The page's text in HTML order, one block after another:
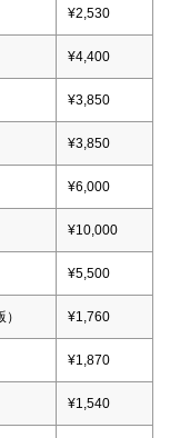
¥2,530
¥4,400
¥3,850
¥3,850
¥6,000
¥10,000
¥5,500
¥1,760
¥1,870
¥1,540